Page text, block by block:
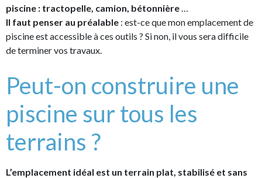
piscine : tractopelle, camion, bétonnière…
Il faut penser au préalable : est-ce que mon emplacement de
piscine est accessible à ces outils ? Si non, il vous sera difficile
de terminer vos travaux.
Peut-on construire une
piscine sur tous les
terrains ?
L’emplacement idéal est un terrain plat, stabilisé et sans